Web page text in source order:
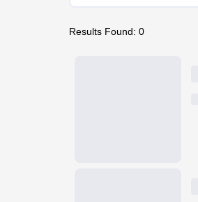
Results Found: 0